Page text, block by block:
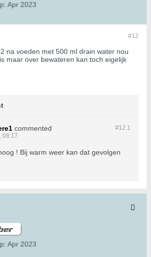
Apr 2023
#12
na voeden met 500 ml drain water nou
maar over bewateren kan toch eigelijk
#12.1
commented
08:17
! Bij warm weer kan dat gevolgen
Apr 2023